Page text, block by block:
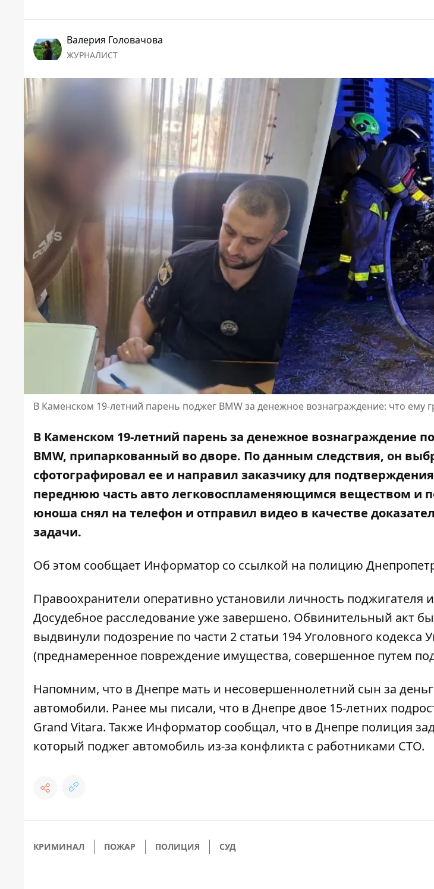
Валерия Головачова
ЖУРНАЛИСТ
В Каменском 19-летний парень поджег BMW за денежное вознаграждение: что ему
В Каменском 19-летний парень за денежное вознаграждение
BMW, припаркованный во дворе. По данным следствия, он
сфотографировал ее и направил заказчику для
переднюю часть авто легковоспламеняющимся веществом и
юноша снял на телефон и отправил видео в качестве
задачи.
Об этом сообщает Информатор со ссылкой на полицию
Правоохранители оперативно установили личность поджигателя
Досудебное расследование уже завершено. Обвинительный акт
выдвинули подозрение по части 2 статьи 194 Уголовного кодекса
(преднамеренное повреждение имущества, совершенное путем
Напомним, что в Днепре мать и несовершеннолетний сын за
автомобили. Ранее мы писали, что в Днепре двое 15-летних
Grand Vitara. Также Информатор сообщал, что в Днепре полиция
который поджег автомобиль из-за конфликта с работниками СТО.
КРИМИНАЛ ПОЖАР ПОЛИЦИЯ СУД